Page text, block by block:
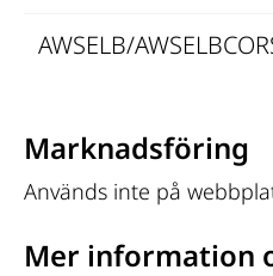
AWSELB/
Marknadsföring
Används inte på
Mer information